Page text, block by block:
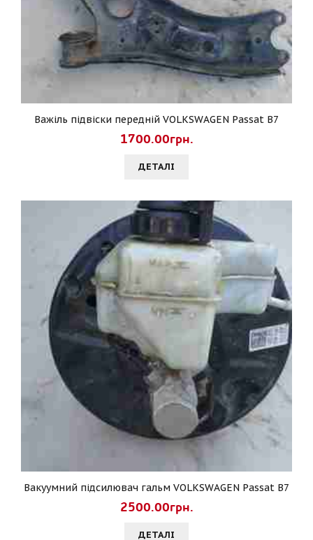
Важіль підвіски передній VOLKSWAGEN Passat B7
1700.00грн.
ДЕТАЛI
Вакуумний підсилювач гальм VOLKSWAGEN Passat B7
2500.00грн.
ДЕТАЛI